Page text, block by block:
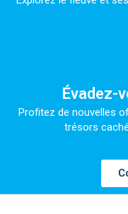
Évadez-
Profitez de nouvelles
trésors